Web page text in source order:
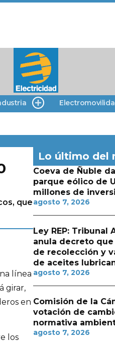
que
línea
girar,
en
los
Lo último del
Coeva de Ñuble
parque eólico de
millones de
agosto 7, 2026
Ley REP: Tribunal
anula decreto
de recolección y
de aceites
agosto 7, 2026
Comisión de la
votación de
normativa
agosto 7, 2026